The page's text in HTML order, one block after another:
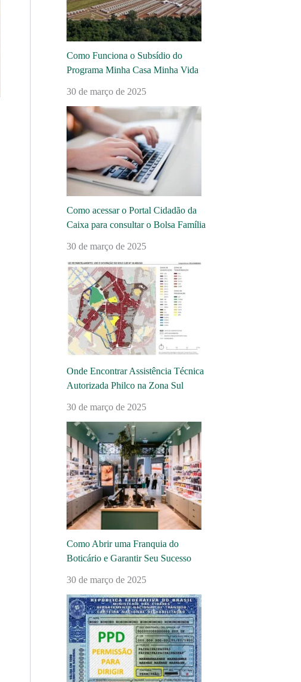
Como Funciona o Subsídio do
Programa Minha Casa Minha Vida
30 de março de 2025
Como acessar o Portal Cidadão da
Caixa para consultar o Bolsa Família
30 de março de 2025
Onde Encontrar Assistência Técnica
Autorizada Philco na Zona Sul
30 de março de 2025
Como Abrir uma Franquia do
Boticário e Garantir Seu Sucesso
30 de março de 2025